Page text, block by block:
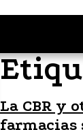
La CBR y
farmacias